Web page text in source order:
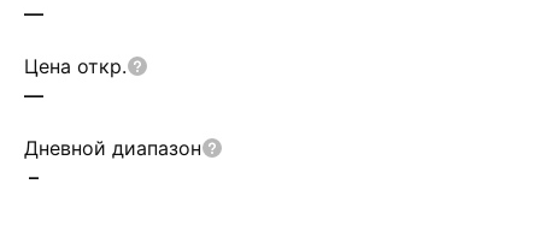
—
Цена откр.
—
Дневной диапазон
–